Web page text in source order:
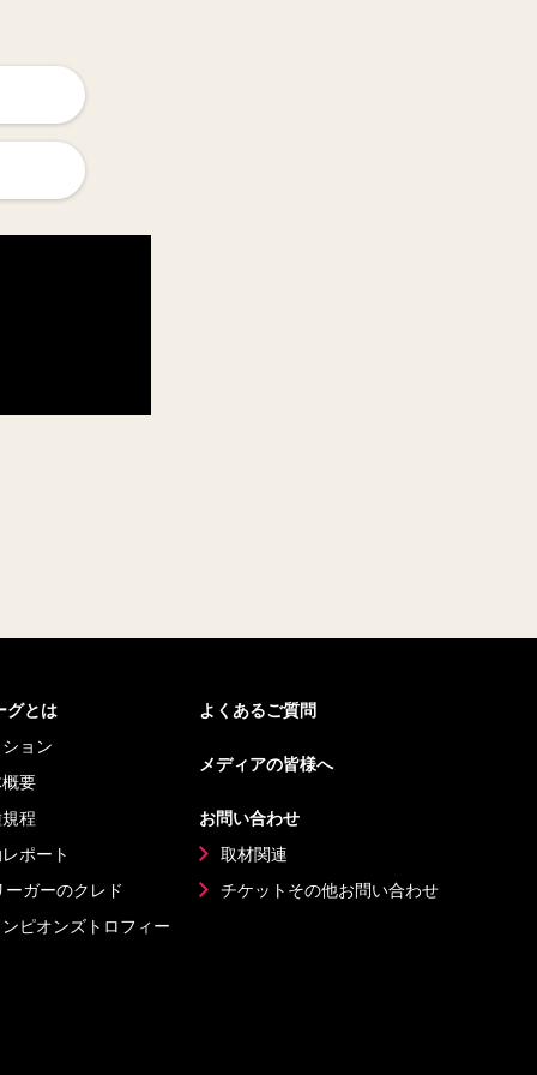
グとは
ョン
要
程
ポート
ーガーのクレド
ピオンズ トロフィー
よくあるご質問
メディアの皆様へ
お問い合わせ
取材関連
チケットその他お問い合わせ